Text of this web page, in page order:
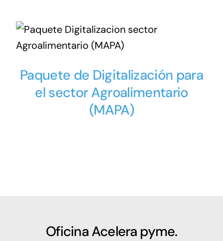
Paquete de Digitalización para
el sector Agroalimentario
(MAPA)
Oficina Acelera pyme.